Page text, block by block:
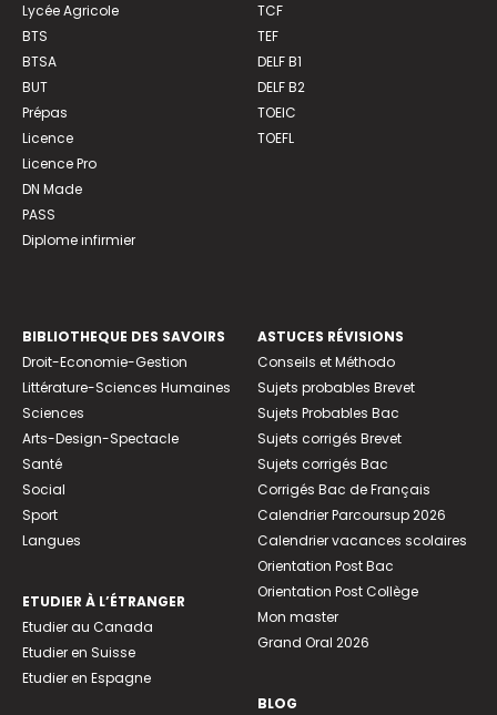
Lycée Agricole
BTS
BTSA
BUT
Prépas
Licence
Licence Pro
DN Made
PASS
Diplome infirmier
TCF
TEF
DELF B1
DELF B2
TOEIC
TOEFL
BIBLIOTHEQUE DES SAVOIRS
Droit-Economie-Gestion
Littérature-Sciences Humaines
Sciences
Arts-Design-Spectacle
Santé
Social
Sport
Langues
ETUDIER À L’ÉTRANGER
Etudier au Canada
Etudier en Suisse
Etudier en Espagne
ASTUCES RÉVISIONS
Conseils et Méthodo
Sujets probables Brevet
Sujets Probables Bac
Sujets corrigés Brevet
Sujets corrigés Bac
Corrigés Bac de Français
Calendrier Parcoursup 2026
Calendrier vacances scolaires
Orientation Post Bac
Orientation Post Collège
Mon master
Grand Oral 2026
BLOG